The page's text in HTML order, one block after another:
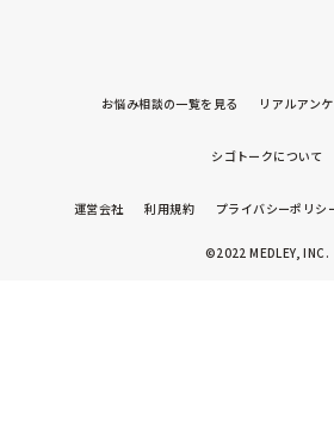
お悩み相談の一覧を見る リアルアン
シゴトークについて
運営会社 利用規約 プライバシーポリシ
©2022 MEDLEY, INC.